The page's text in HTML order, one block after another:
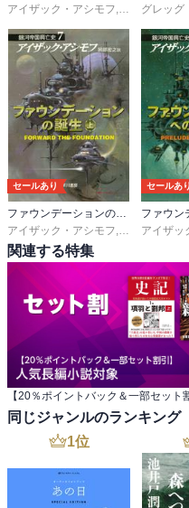
アイザック・アシモフ, 岡部宏之グレッグ
セールあり
アイザック・アシモフ
岡部宏之
セールあり
アイザッ
関連する特集
同じジャンルのランキング
1位